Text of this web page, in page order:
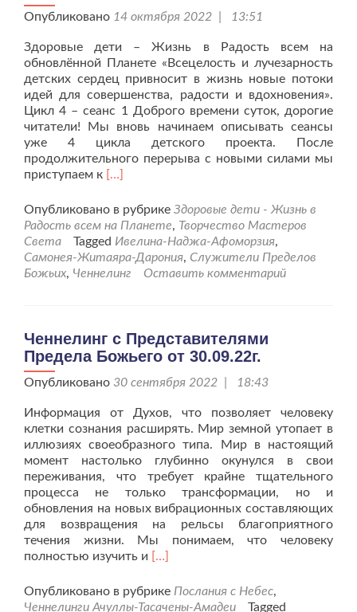
Опубликовано 14 октября 2022 | 13:51
Здоровые дети – Жизнь в Радость всем на
обновлённой Планете «Всецелость и лучезарность
детских сердец привносит в жизнь новые потоки
идей для совершенства, радости и вдохновения».
Цикл 4 – сеанс 1 Доброго времени суток, дорогие
читатели! Мы вновь начинаем описывать сеансы
уже 4 цикла детского проекта. После
продолжительного перерыва с новыми силами мы
приступаем к Читать
проЗдоровье
нашим
детям.
Сеанс
от
[…]
Опубликовано в рубрике Здоровые дети - Жизнь в
Радость всем на Планете, Творчество Мастеров
Света
Tagged Ивелина-Наджа-Афоморзия,
Самонея-Житаяра-Дарония, Служители Пределов
Божьих, Ченнелинг Оставить комментарий
Ченнелинг с Представителями
Предела Божьего от 30.09.22г.
Опубликовано 30 сентября 2022 | 18:43
Информация от Духов, что позволяет человеку
клетки сознания расширять. Мир земной утопает в
иллюзиях своеобразного типа. Мир в настоящий
момент настолько глубинно окунулся в свои
переживания, что требует крайне тщательного
процесса не только трансформации, но и
обновления на новых вибрационных составляющих
для возвращения на рельсы благоприятного
течения жизни. Мы понимаем, что человеку
полностью изучить и Читать
проЧеннелинг
с
[…]
Опубликовано в рубрике Послания с Небес,
Ченнелинги Ачуллы-Тасачены-Амадеи
Tagged